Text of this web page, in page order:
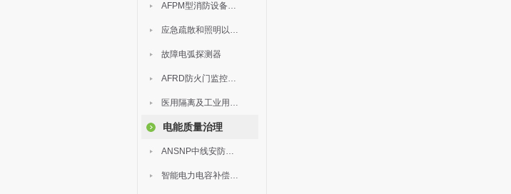
AFPM型消防设备电源监控系统
应急疏散和照明以及灯具
故障电弧探测器
AFRD防火门监控系统
医用隔离及工业用电绝缘检测
电能质量治理
ANSNP中线安防保护器
智能电力电容补偿装置